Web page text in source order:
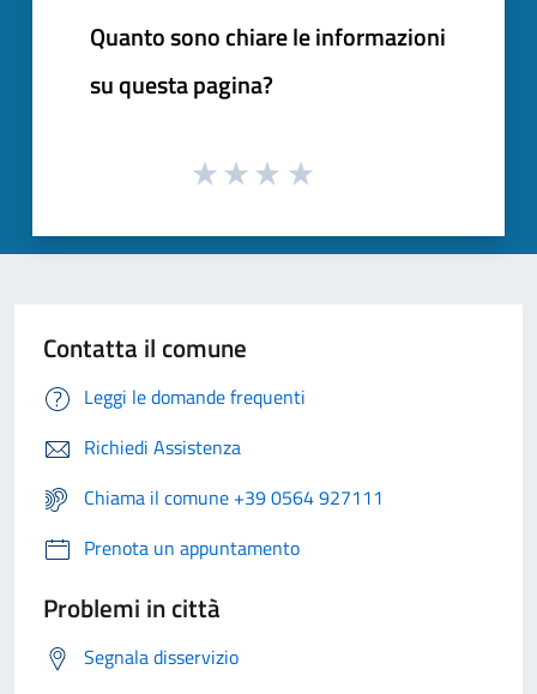
Quanto sono chiare le informazioni
su questa pagina?
Contatta il comune
Leggi le domande frequenti
Richiedi Assistenza
Chiama il comune +39 0564 927111
Prenota un appuntamento
Problemi in città
Segnala disservizio